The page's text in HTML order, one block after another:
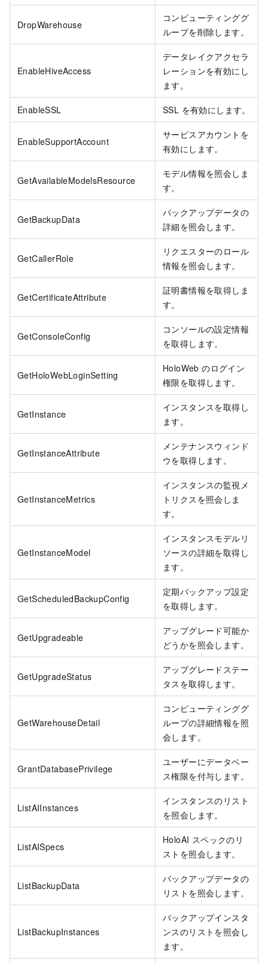
DropWarehouse
コンピューティンググ
ループを削除します。
EnableHiveAccess
データレイクアクセラ
レーションを有効にし
ます。
EnableSSL SSL を有効にします。
EnableSupportAccount
サービスアカウントを
有効にします。
GetAvailableModelsResource
モデル情報を照会しま
す。
GetBackupData
バックアップデータの
詳細を照会します。
GetCallerRole
リクエスターのロール
情報を照会します。
GetCertificateAttribute
証明書情報を取得しま
す。
GetConsoleConfig
コンソールの設定情報
を取得します。
GetHoloWebLoginSetting
HoloWeb のログイン
権限を取得します。
GetInstance
インスタンスを取得し
ます。
GetInstanceAttribute
メンテナンスウィンド
ウを取得します。
GetInstanceMetrics
インスタンスの監視メ
トリクスを照会しま
す。
GetInstanceModel
インスタンスモデルリ
ソースの詳細を取得し
ます。
GetScheduledBackupConfig
定期バックアップ設定
を取得します。
GetUpgradeable
アップグレード可能か
どうかを照会します。
GetUpgradeStatus
アップグレードステー
タスを取得します。
GetWarehouseDetail
コンピューティンググ
ループの詳細情報を照
会します。
GrantDatabasePrivilege
ユーザーにデータベー
ス権限を付与します。
ListAIInstances
インスタンスのリスト
を照会します。
ListAISpecs
HoloAI スペックのリ
ストを照会します。
ListBackupData
バックアップデータの
リストを照会します。
ListBackupInstances
バックアップインスタ
ンスのリストを照会し
ます。